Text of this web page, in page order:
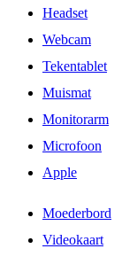
Headset
Webcam
Tekentablet
Muismat
Monitorarm
Microfoon
Apple
Moederbord
Videokaart